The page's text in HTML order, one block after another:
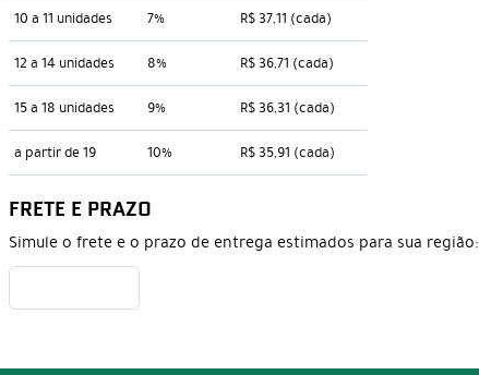
10 a 11 unidades 7% R$ 37,11 (cada)
12 a 14 unidades 8% R$ 36,71 (cada)
15 a 18 unidades 9% R$ 36,31 (cada)
a partir de 19 10% R$ 35,91 (cada)
FRETE E PRAZO
Simule o frete e o prazo de entrega estimados para sua região: